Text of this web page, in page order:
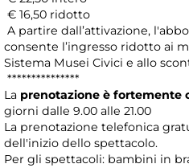
€ 16,50 ridotto
A partire dall’attivazione,
consente l’ingresso ridotto ai
Sistema Musei Civici e allo
***************
La prenotazione è fortemente
giorni dalle 9.00 alle 21.00
La prenotazione telefonica
dell'inizio dello spettacolo.
Per gli spettacoli: bambini in